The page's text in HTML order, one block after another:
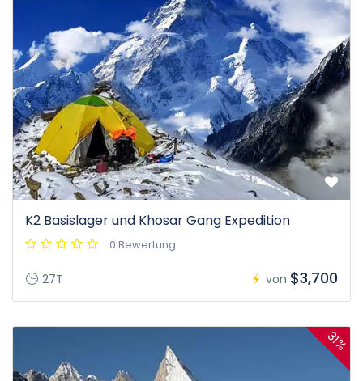
K2 Basislager und Khosar Gang Expedition
0 Bewertung
27T von $3,700
31%